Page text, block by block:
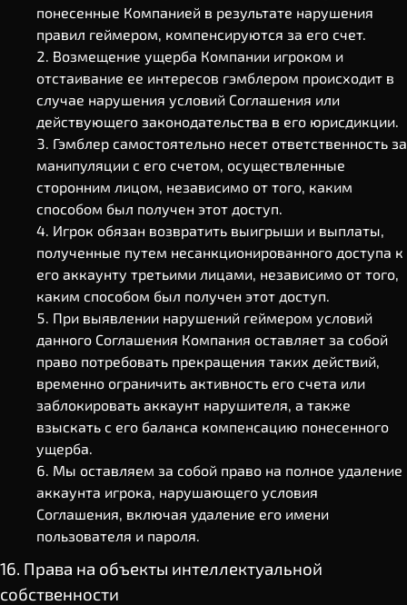
понесенные Компанией в результате нарушения
правил геймером, компенсируются за его счет.
Возмещение ущерба Компании игроком и
отстаивание ее интересов гэмблером происходит в
случае нарушения условий Соглашения или
действующего законодательства в его юрисдикции.
Гэмблер самостоятельно несет ответственность за
манипуляции с его счетом, осуществленные
сторонним лицом, независимо от того, каким
способом был получен этот доступ.
Игрок обязан возвратить выигрыши и выплаты,
полученные путем несанкционированного доступа к
его аккаунту третьими лицами, независимо от того,
каким способом был получен этот доступ.
При выявлении нарушений геймером условий
данного Соглашения Компания оставляет за собой
право потребовать прекращения таких действий,
временно ограничить активность его счета или
заблокировать аккаунт нарушителя, а также
взыскать с его баланса компенсацию понесенного
ущерба.
Мы оставляем за собой право на полное удаление
аккаунта игрока, нарушающего условия
Соглашения, включая удаление его имени
пользователя и пароля.
16. Права на объекты интеллектуальной
собственности